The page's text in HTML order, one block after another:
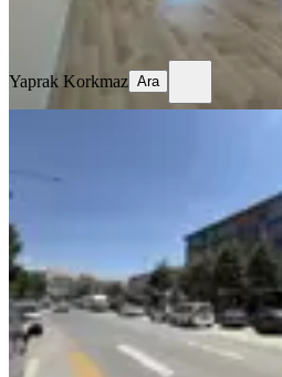
Yaprak Korkmaz Ara
Remax
Eşyalı Kiralık
Merkez, Kızılay
70 m²·1. Kat
22.000 ₺
REMAX DEMBurak Yıldız